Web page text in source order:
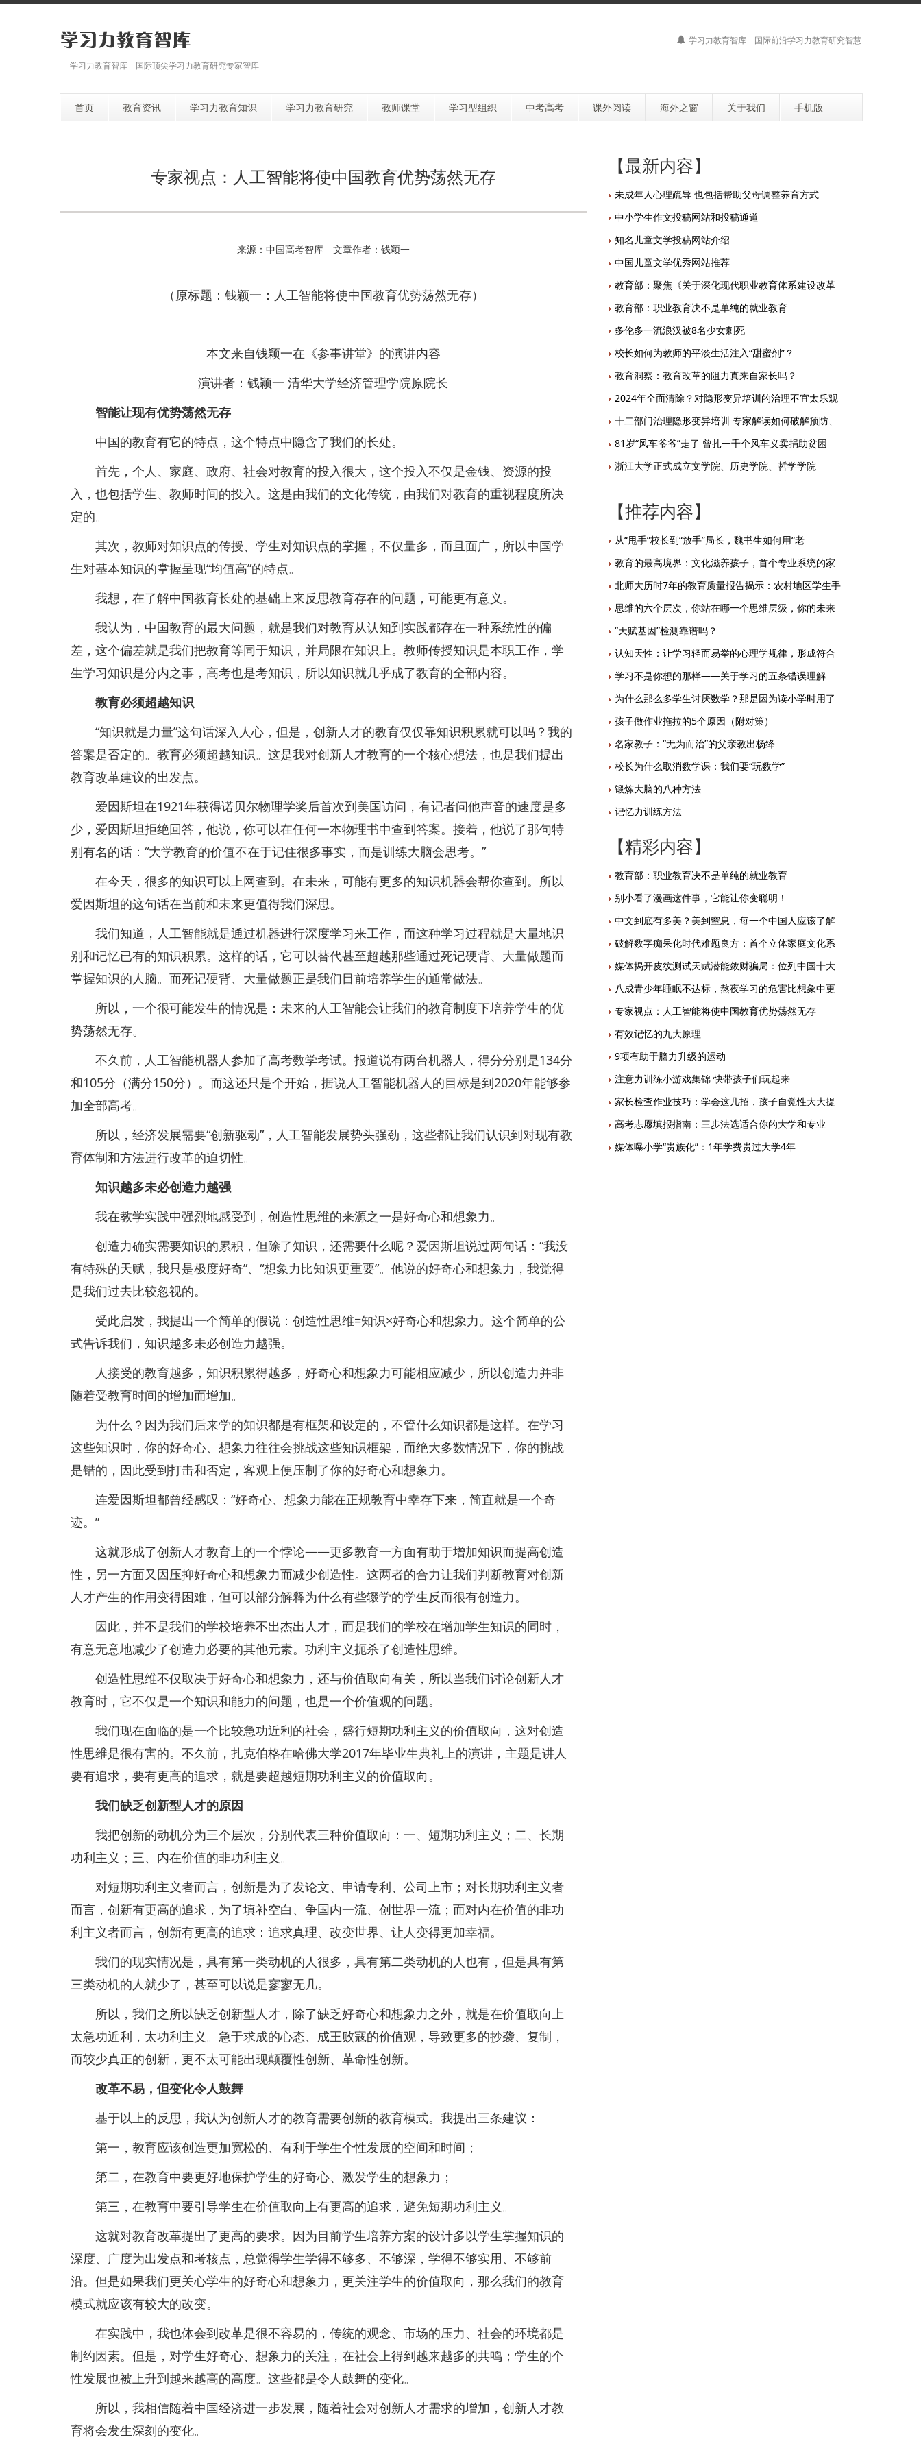
学习力教育智库 国际顶尖学习力教育研究专家智库
学习力教育智库 国际前沿学习力教育研究智慧
首页 教育资讯 学习力教育知识 学习力教育研究 教师课堂 学习型组织 中考高考 课外阅读 海外之窗 关于我们 手机版
专家视点：人工智能将使中国教育优势荡然无存
来源：中国高考智库 文章作者：钱颖一
（原标题：钱颖一：人工智能将使中国教育优势荡然无存）
本文来自钱颖一在《参事讲堂》的演讲内容
演讲者：钱颖一 清华大学经济管理学院原院长
智能让现有优势荡然无存
中国的教育有它的特点，这个特点中隐含了我们的长处。
首先，个人、家庭、政府、社会对教育的投入很大，这个投入不仅是金钱、资源的投
入，也包括学生、教师时间的投入。这是由我们的文化传统，由我们对教育的重视程度所决
定的。
其次，教师对知识点的传授、学生对知识点的掌握，不仅量多，而且面广，所以中国学
生对基本知识的掌握呈现“均值高”的特点。
我想，在了解中国教育长处的基础上来反思教育存在的问题，可能更有意义。
我认为，中国教育的最大问题，就是我们对教育从认知到实践都存在一种系统性的偏
差，这个偏差就是我们把教育等同于知识，并局限在知识上。教师传授知识是本职工作，学
生学习知识是分内之事，高考也是考知识，所以知识就几乎成了教育的全部内容。
教育必须超越知识
“知识就是力量”这句话深入人心，但是，创新人才的教育仅仅靠知识积累就可以吗？我的
答案是否定的。教育必须超越知识。这是我对创新人才教育的一个核心想法，也是我们提出
教育改革建议的出发点。
爱因斯坦在1921年获得诺贝尔物理学奖后首次到美国访问，有记者问他声音的速度是多
少，爱因斯坦拒绝回答，他说，你可以在任何一本物理书中查到答案。接着，他说了那句特
别有名的话：“大学教育的价值不在于记住很多事实，而是训练大脑会思考。”
在今天，很多的知识可以上网查到。在未来，可能有更多的知识机器会帮你查到。所以
爱因斯坦的这句话在当前和未来更值得我们深思。
我们知道，人工智能就是通过机器进行深度学习来工作，而这种学习过程就是大量地识
别和记忆已有的知识积累。这样的话，它可以替代甚至超越那些通过死记硬背、大量做题而
掌握知识的人脑。而死记硬背、大量做题正是我们目前培养学生的通常做法。
所以，一个很可能发生的情况是：未来的人工智能会让我们的教育制度下培养学生的优
势荡然无存。
不久前，人工智能机器人参加了高考数学考试。报道说有两台机器人，得分分别是134分
和105分（满分150分）。而这还只是个开始，据说人工智能机器人的目标是到2020年能够参
加全部高考。
所以，经济发展需要“创新驱动”，人工智能发展势头强劲，这些都让我们认识到对现有教
育体制和方法进行改革的迫切性。
知识越多未必创造力越强
我在教学实践中强烈地感受到，创造性思维的来源之一是好奇心和想象力。
创造力确实需要知识的累积，但除了知识，还需要什么呢？爱因斯坦说过两句话：“我没
有特殊的天赋，我只是极度好奇”、“想象力比知识更重要”。他说的好奇心和想象力，我觉得
是我们过去比较忽视的。
受此启发，我提出一个简单的假说：创造性思维=知识×好奇心和想象力。这个简单的公
式告诉我们，知识越多未必创造力越强。
人接受的教育越多，知识积累得越多，好奇心和想象力可能相应减少，所以创造力并非
随着受教育时间的增加而增加。
为什么？因为我们后来学的知识都是有框架和设定的，不管什么知识都是这样。在学习
这些知识时，你的好奇心、想象力往往会挑战这些知识框架，而绝大多数情况下，你的挑战
是错的，因此受到打击和否定，客观上便压制了你的好奇心和想象力。
连爱因斯坦都曾经感叹：“好奇心、想象力能在正规教育中幸存下来，简直就是一个奇
迹。”
这就形成了创新人才教育上的一个悖论——更多教育一方面有助于增加知识而提高创造
性，另一方面又因压抑好奇心和想象力而减少创造性。这两者的合力让我们判断教育对创新
人才产生的作用变得困难，但可以部分解释为什么有些辍学的学生反而很有创造力。
因此，并不是我们的学校培养不出杰出人才，而是我们的学校在增加学生知识的同时，
有意无意地减少了创造力必要的其他元素。功利主义扼杀了创造性思维。
创造性思维不仅取决于好奇心和想象力，还与价值取向有关，所以当我们讨论创新人才
教育时，它不仅是一个知识和能力的问题，也是一个价值观的问题。
我们现在面临的是一个比较急功近利的社会，盛行短期功利主义的价值取向，这对创造
性思维是很有害的。不久前，扎克伯格在哈佛大学2017年毕业生典礼上的演讲，主题是讲人
要有追求，要有更高的追求，就是要超越短期功利主义的价值取向。
我们缺乏创新型人才的原因
我把创新的动机分为三个层次，分别代表三种价值取向：一、短期功利主义；二、长期
功利主义；三、内在价值的非功利主义。
对短期功利主义者而言，创新是为了发论文、申请专利、公司上市；对长期功利主义者
而言，创新有更高的追求，为了填补空白、争国内一流、创世界一流；而对内在价值的非功
利主义者而言，创新有更高的追求：追求真理、改变世界、让人变得更加幸福。
我们的现实情况是，具有第一类动机的人很多，具有第二类动机的人也有，但是具有第
三类动机的人就少了，甚至可以说是寥寥无几。
所以，我们之所以缺乏创新型人才，除了缺乏好奇心和想象力之外，就是在价值取向上
太急功近利，太功利主义。急于求成的心态、成王败寇的价值观，导致更多的抄袭、复制，
而较少真正的创新，更不太可能出现颠覆性创新、革命性创新。
改革不易，但变化令人鼓舞
基于以上的反思，我认为创新人才的教育需要创新的教育模式。我提出三条建议：
第一，教育应该创造更加宽松的、有利于学生个性发展的空间和时间；
第二，在教育中要更好地保护学生的好奇心、激发学生的想象力；
第三，在教育中要引导学生在价值取向上有更高的追求，避免短期功利主义。
这就对教育改革提出了更高的要求。因为目前学生培养方案的设计多以学生掌握知识的
深度、广度为出发点和考核点，总觉得学生学得不够多、不够深，学得不够实用、不够前
沿。但是如果我们更关心学生的好奇心和想象力，更关注学生的价值取向，那么我们的教育
模式就应该有较大的改变。
在实践中，我也体会到改革是很不容易的，传统的观念、市场的压力、社会的环境都是
制约因素。但是，对学生好奇心、想象力的关注，在社会上得到越来越多的共鸣；学生的个
性发展也被上升到越来越高的高度。这些都是令人鼓舞的变化。
所以，我相信随着中国经济进一步发展，随着社会对创新人才需求的增加，创新人才教
育将会发生深刻的变化。
【最新内容】
未成年人心理疏导 也包括帮助父母调整养育方式
中小学生作文投稿网站和投稿通道
知名儿童文学投稿网站介绍
中国儿童文学优秀网站推荐
教育部：聚焦《关于深化现代职业教育体系建设改革
教育部：职业教育决不是单纯的就业教育
多伦多一流浪汉被8名少女刺死
校长如何为教师的平淡生活注入“甜蜜剂”？
教育洞察：教育改革的阻力真来自家长吗？
2024年全面清除？对隐形变异培训的治理不宜太乐观
十二部门治理隐形变异培训 专家解读如何破解预防、
81岁“风车爷爷”走了 曾扎一千个风车义卖捐助贫困
浙江大学正式成立文学院、历史学院、哲学学院
【推荐内容】
从“甩手”校长到“放手”局长，魏书生如何用“老
教育的最高境界：文化滋养孩子，首个专业系统的家
北师大历时7年的教育质量报告揭示：农村地区学生手
思维的六个层次，你站在哪一个思维层级，你的未来
“天赋基因”检测靠谱吗？
认知天性：让学习轻而易举的心理学规律，形成符合
学习不是你想的那样——关于学习的五条错误理解
为什么那么多学生讨厌数学？那是因为读小学时用了
孩子做作业拖拉的5个原因（附对策）
名家教子：“无为而治”的父亲教出杨绛
校长为什么取消数学课：我们要“玩数学”
锻炼大脑的八种方法
记忆力训练方法
【精彩内容】
教育部：职业教育决不是单纯的就业教育
别小看了漫画这件事，它能让你变聪明！
中文到底有多美？美到窒息，每一个中国人应该了解
破解数字痴呆化时代难题良方：首个立体家庭文化系
媒体揭开皮纹测试天赋潜能敛财骗局：位列中国十大
八成青少年睡眠不达标，熬夜学习的危害比想象中更
专家视点：人工智能将使中国教育优势荡然无存
有效记忆的九大原理
9项有助于脑力升级的运动
注意力训练小游戏集锦 快带孩子们玩起来
家长检查作业技巧：学会这几招，孩子自觉性大大提
高考志愿填报指南：三步法选适合你的大学和专业
媒体曝小学“贵族化”：1年学费贵过大学4年